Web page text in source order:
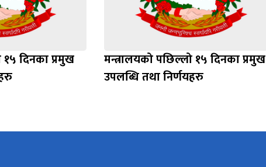
दिनका प्रमुख
मन्त्रालयको पछिल्लो १५ दिनका प्रमुख
उपलब्धि तथा निर्णयहरु